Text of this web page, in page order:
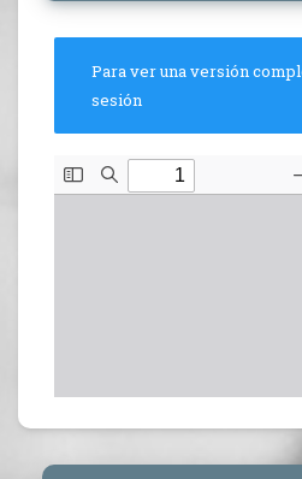
Para ver una versión
sesión